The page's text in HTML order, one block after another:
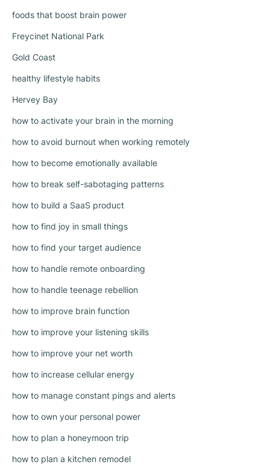
foods that boost brain power
Freycinet National Park
Gold Coast
healthy lifestyle habits
Hervey Bay
how to activate your brain in the morning
how to avoid burnout when working remotely
how to become emotionally available
how to break self-sabotaging patterns
how to build a SaaS product
how to find joy in small things
how to find your target audience
how to handle remote onboarding
how to handle teenage rebellion
how to improve brain function
how to improve your listening skills
how to improve your net worth
how to increase cellular energy
how to manage constant pings and alerts
how to own your personal power
how to plan a honeymoon trip
how to plan a kitchen remodel